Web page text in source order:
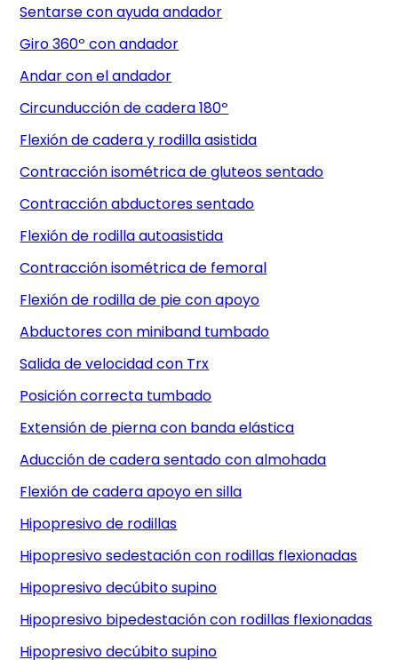
Sentarse con ayuda andador
Giro 360º con andador
Andar con el andador
Circunducción de cadera 180º
Flexión de cadera y rodilla asistida
Contracción isométrica de gluteos sentado
Contracción abductores sentado
Flexión de rodilla autoasistida
Contracción isométrica de femoral
Flexión de rodilla de pie con apoyo
Abductores con miniband tumbado
Salida de velocidad con Trx
Posición correcta tumbado
Extensión de pierna con banda elástica
Aducción de cadera sentado con almohada
Flexión de cadera apoyo en silla
Hipopresivo de rodillas
Hipopresivo sedestación con rodillas flexionadas
Hipopresivo decúbito supino
Hipopresivo bipedestación con rodillas flexionadas
Hipopresivo decúbito supino